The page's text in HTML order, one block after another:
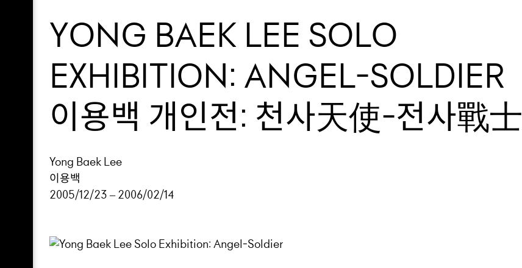
YONG BAEK LEE SOLO
EXHIBITION: ANGEL-SOLDIER
이용백 개인전: 천사天使-전사戰士
Yong Baek Lee
이용백
2005/12/23 – 2006/02/14